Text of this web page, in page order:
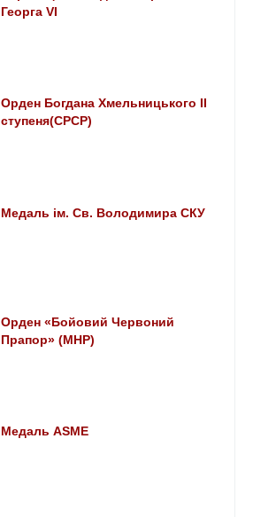
Георга VI
Орден Богдана Хмельницького ІІ
ступеня(СРСР)
Медаль ім. Св. Володимира СКУ
Орден «Бойовий Червоний
Прапор» (МНР)
Медаль ASME